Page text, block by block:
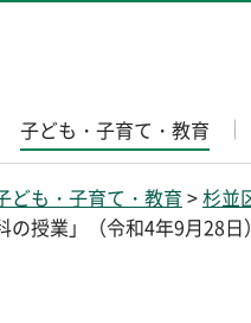
子ども・子育て・教育
ども・子育て・教育 >杉並
授業」（令和4年9月28日）